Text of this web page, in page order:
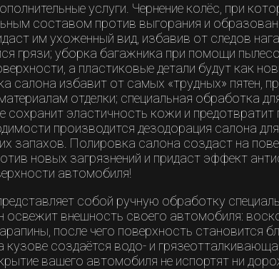
услуги. Чернение колёс, при
составом против выгорания и
им ухоженный вид, избавив от следов
грязи; уборка багажника при помощи
а пластиковые детали будут как
салона избавит от самых «трудных» пятен,
отделки; специальная обработка
сохранит эластичность кожи и предотвратит
производится дезодорация салона
запахов. Полировка салона создаст на
новых загрязнений и придаст эффект
автомобиля!
собой ручную обработку
внешность своего автомобиля:
после чего поверхность становится
кузове создаётся водо- и
вашего автомобиля не испортят ни